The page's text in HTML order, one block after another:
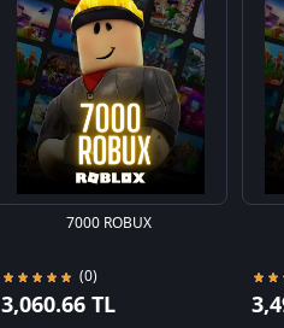
7000 ROBUX
(0)
3,060.66 TL